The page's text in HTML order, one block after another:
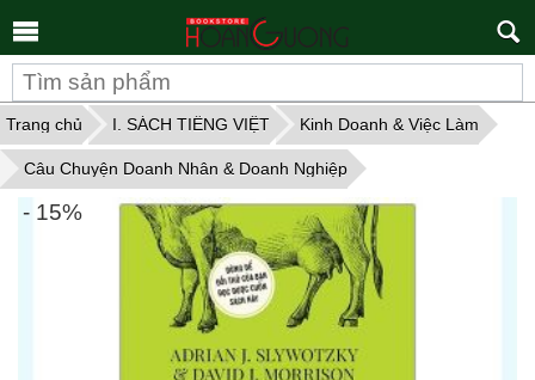
kiếm
Trang chủ I. SÁCH TIẾNG VIỆT Kinh Doanh & Việc Làm
Câu Chuyện Doanh Nhân & Doanh Nghiệp
- 15%